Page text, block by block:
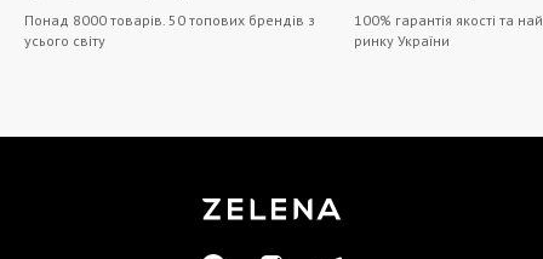
Понад 8000 товарів. 50 топових брендів з
усього світу
100% гарантія якості та
ринку України